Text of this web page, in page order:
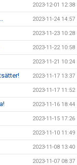
2023-12-01 12:38
2023-11-24 14:57
2023-11-23 10:28
2023-11-22 10:58
2023-11-21 10:24
2023-11-17 13:37
2023-11-17 11:52
2023-11-16 18:44
2023-11-15 17:26
2023-11-10 11:49
2023-11-08 13:40
2023-11-07 08:37